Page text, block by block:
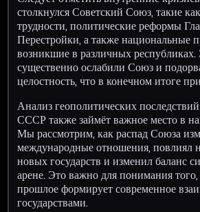
столкнулся Советский Союз, такие
трудности, политические реформы
Перестройки, а также национальные
возникшие в различных
существенно ослабили Союз и
целостность, что в конечном итоге
Анализ геополитических
СССР также займёт важное место в
Мы рассмотрим, как распад Союза
международные отношения, повлиял
новых государств и изменил баланс
арене. Это важно для понимания
прошлое формирует современное
государствами.